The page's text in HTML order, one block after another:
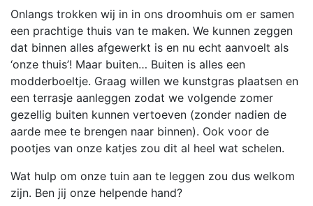
Onlangs trokken wij in in ons droomhuis om er samen
een prachtige thuis van te maken. We kunnen zeggen
dat binnen alles afgewerkt is en nu echt aanvoelt als
‘onze thuis’! Maar buiten… Buiten is alles een
modderboeltje. Graag willen we kunstgras plaatsen en
een terrasje aanleggen zodat we volgende zomer
gezellig buiten kunnen vertoeven (zonder nadien de
aarde mee te brengen naar binnen). Ook voor de
pootjes van onze katjes zou dit al heel wat schelen.
Wat hulp om onze tuin aan te leggen zou dus welkom
zijn. Ben jij onze helpende hand?